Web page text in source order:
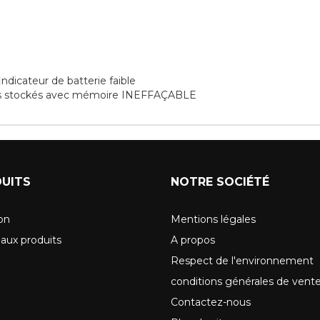
de batterie faible
avec mémoire INEFFAÇABLE
Jet A A1
15 À 400 L/min
15.00 Cm
4.50 Kg
produits
NOTRE SOCIÉTÉ
Mentions légales
A propos
Respect de l'environnement
conditions générales de
Contactez-nous